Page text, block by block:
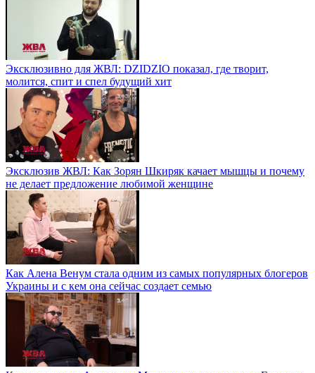
Эксклюзивно для ЖВЛ: DZIDZIO показал, где творит,
молится, спит и спел будущий хит
Эксклюзив ЖВЛ: Как Зорян Шкиряк качает мышцы и почему
не делает предложение любимой женщине
Как Алена Венум стала одним из самых популярных блогеров
Украины и с кем она сейчас создает семью